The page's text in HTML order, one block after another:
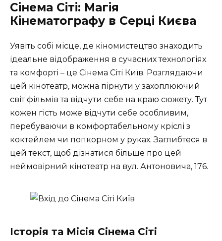
Сінема Сіті: Магія
Кінематографу в Серці Києва
Уявіть собі місце, де кіномистецтво знаходить
ідеальне відображення в сучасних технологіях
та комфорті – це Сінема Сіті Київ. Розглядаючи
цей кінотеатр, можна пірнути у захоплюючий
світ фільмів та відчути себе на краю сюжету. Тут
кожен гість може відчути себе особливим,
перебуваючи в комфортабельному кріслі з
коктейлем чи попкорном у руках. Заглибтеся в
цей текст, щоб дізнатися більше про цей
неймовірний кінотеатр на вул. Антоновича, 176.
Історія та Місія Сінема Сіті